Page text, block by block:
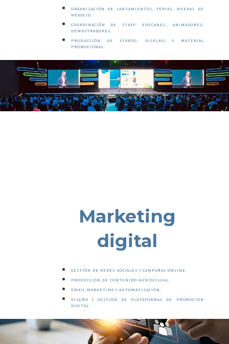
ORGANIZACIÓN DE LANZAMIENTOS, FERIAS, RUEDAS DE
NEGOCIO.
COORDINACIÓN DE STAFF: EDECANES, ANIMADORES,
DEMOSTRADORES.
PRODUCCIÓN DE STANDS, DISPLAYS Y MATERIAL
PROMOCIONAL.
Marketing
digital
GESTIÓN DE REDES SOCIALES Y CAMPAÑAS ONLINE.
PRODUCCIÓN DE CONTENIDO AUDIOVISUAL.
EMAIL MARKETING Y AUTOMATIZACIÓN.
DISEÑO Y GESTIÓN DE PLATAFORMAS DE PROMOCIÓN
DIGITAL.